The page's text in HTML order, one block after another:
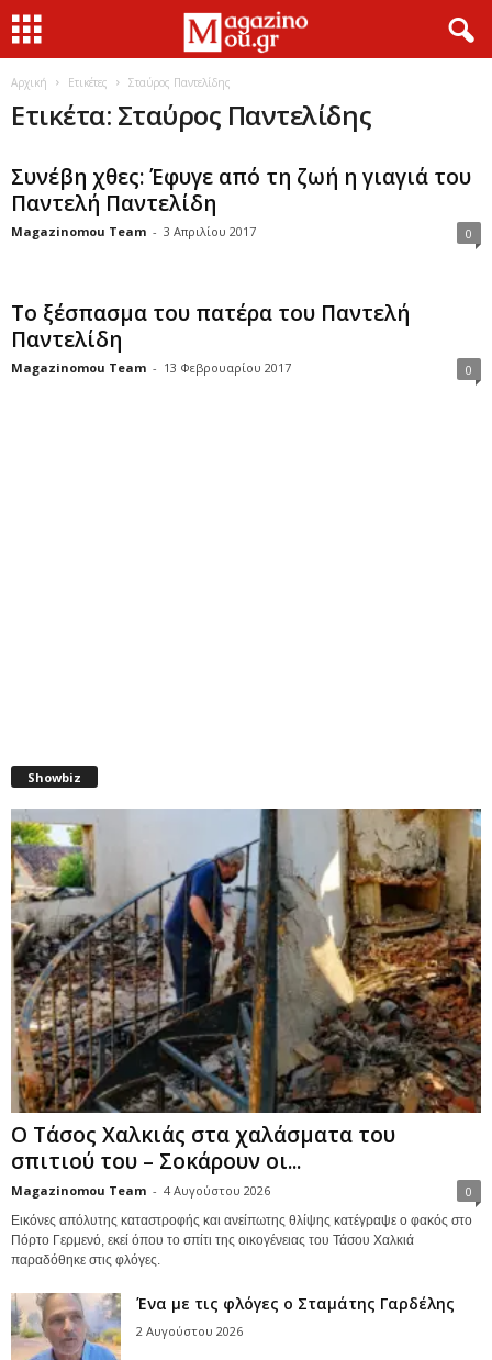
Αρχική Ετικέτες Σταύρος Παντελίδης
Ετικέτα: Σταύρος Παντελίδης
Συνέβη χθες: Έφυγε από τη ζωή η γιαγιά του
Παντελή Παντελίδη
Magazinomou Team - 3 Απριλίου 2017 0
Το ξέσπασμα του πατέρα του Παντελή
Παντελίδη
Magazinomou Team - 13 Φεβρουαρίου 2017 0
Showbiz
Ο Τάσος Χαλκιάς στα χαλάσματα του
σπιτιού του – Σοκάρουν οι...
Magazinomou Team - 4 Αυγούστου 2026 0
Εικόνες απόλυτης καταστροφής και ανείπωτης θλίψης κατέγραψε ο φακός στο
Πόρτο Γερμενό, εκεί όπου το σπίτι της οικογένειας του Τάσου Χαλκιά
παραδόθηκε στις φλόγες.
Ένα με τις φλόγες ο Σταμάτης Γαρδέλης
2 Αυγούστου 2026